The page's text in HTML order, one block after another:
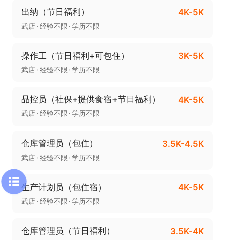
出纳（节日福利） 4K-5K
武店 经验不限 学历不限
操作工（节日福利+可包住） 3K-5K
武店 经验不限 学历不限
品控员（社保+提供食宿+节日福利） 4K-5K
武店 经验不限 学历不限
仓库管理员（包住） 3.5K-4.5K
武店 经验不限 学历不限
生产计划员（包住宿） 4K-5K
武店 经验不限 学历不限
仓库管理员（节日福利） 3.5K-4K